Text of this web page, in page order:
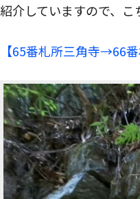
紹介していますので、こ
【65番札所三角寺→66